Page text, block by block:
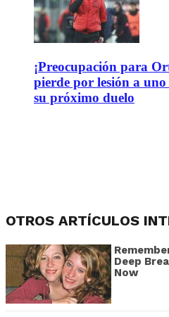
¡Preocupación para
pierde por lesión a
su próximo duelo
OTROS ARTÍCULOS
Deep
Now